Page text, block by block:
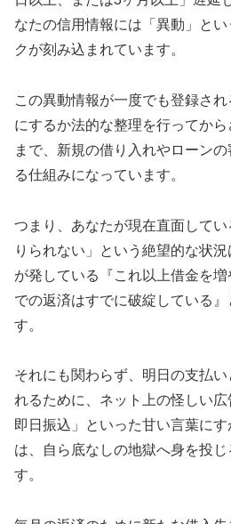
なたの信用情報には「異動」と
クが刻み込まれています。
この異動情報が一度でも登録さ
にするか法的な整理を行ってか
まで、新規の借り入れやローン
る仕組みになっています。
つまり、あなたが現在直面して
りられない」という絶望的な状
が発している『これ以上借金を
での返済はすでに破綻している
す。
それにも関わらず、明日の支払
れるために、ネット上の怪しい
即日振込」といった甘い言葉に
は、自ら底なしの地獄へ身を投
す。